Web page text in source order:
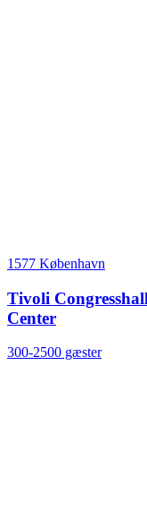
1577 København
Tivoli
Center
300-2500 gæster